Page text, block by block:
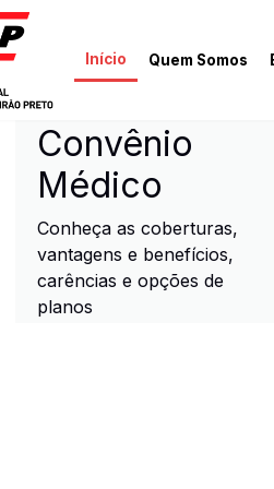
principal
Início Quem Somos
-Convênio
Médico
Conheça as coberturas,
vantagens e benefícios,
carências e opções de
planos